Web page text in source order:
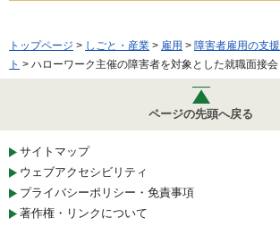
トップページ > しごと・産業 > 雇用 > 障害者雇用の支援
ト > ハローワーク主催の障害者を対象とした就職面接会
ページの先頭へ戻る
サイトマップ
ウェブアクセシビリティ
プライバシーポリシー・免責事項
著作権・リンクについて